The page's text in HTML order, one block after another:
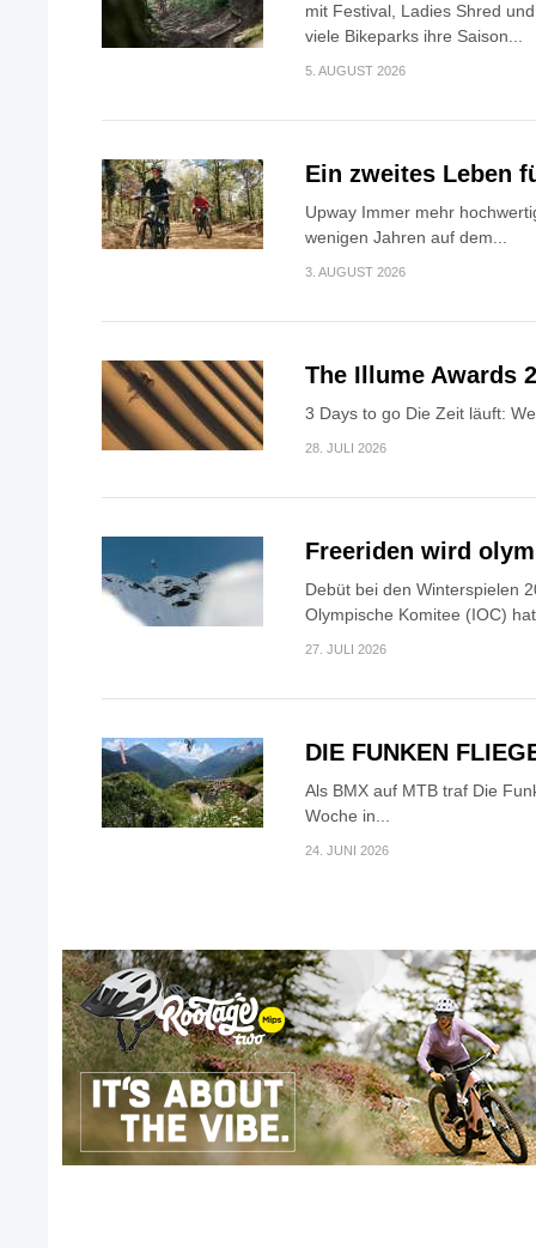
mit Festival, Ladies Shred
viele Bikeparks ihre Saison...
5. AUGUST 2026
Ein zweites Leben
Upway Immer mehr
wenigen Jahren auf dem...
3. AUGUST 2026
The Illume Awards
3 Days to go Die Zeit läuft:
28. JULI 2026
Freeriden wird
Debüt bei den Winterspielen
Olympische Komitee (IOC)
27. JULI 2026
DIE FUNKEN
Als BMX auf MTB traf Die
Woche in...
24. JUNI 2026